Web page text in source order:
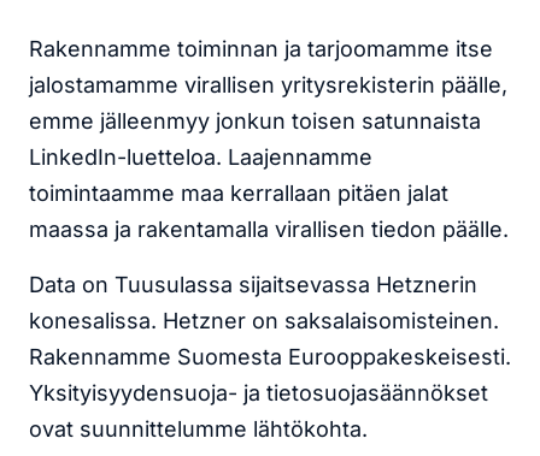
Rakennamme toiminnan ja tarjoomamme itse
jalostamamme virallisen yritysrekisterin päälle,
emme jälleenmyy jonkun toisen satunnaista
LinkedIn-luetteloa. Laajennamme
toimintaamme maa kerrallaan pitäen jalat
maassa ja rakentamalla virallisen tiedon päälle.
Data on Tuusulassa sijaitsevassa Hetznerin
konesalissa. Hetzner on saksalaisomisteinen.
Rakennamme Suomesta Eurooppakeskeisesti.
Yksityisyydensuoja- ja tietosuojasäännökset
ovat suunnittelumme lähtökohta.